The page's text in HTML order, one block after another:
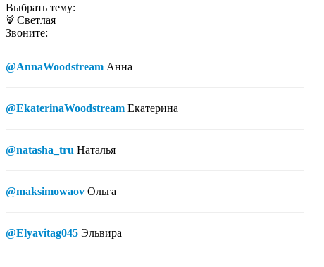
Выбрать тему:
Светлая
Звоните:
@AnnaWoodstream Анна
@EkaterinaWoodstream Екатерина
@natasha_tru Наталья
@maksimowaov Ольга
@Elyavitag045 Эльвира